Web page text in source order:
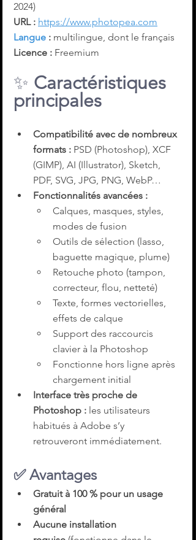
2024)
URL : https://www.photopea.com
Langue : multilingue, dont le français
Licence : Freemium
✨ Caractéristiques
principales
Compatibilité avec de nombreux
formats : PSD (Photoshop), XCF
(GIMP), AI (Illustrator), Sketch,
PDF, SVG, JPG, PNG, WebP…
Fonctionnalités avancées :
Calques, masques, styles,
modes de fusion
Outils de sélection (lasso,
baguette magique, plume)
Retouche photo (tampon,
correcteur, flou, netteté)
Texte, formes vectorielles,
effets de calque
Support des raccourcis
clavier à la Photoshop
Fonctionne hors ligne après
chargement initial
Interface très proche de
Photoshop : les utilisateurs
habitués à Adobe s’y
retrouveront immédiatement.
✅ Avantages
Gratuit à 100 % pour un usage
général
Aucune installation